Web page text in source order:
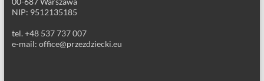
NIP: 9512135185
tel. +48 537 737 007
e-mail: office@przezdziecki.eu